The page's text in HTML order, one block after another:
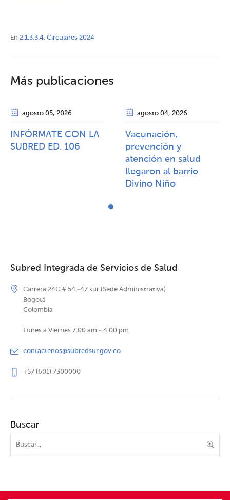
En 2.1.3.3.4. Circulares 2024
Más publicaciones
agosto 05, 2026
INFÓRMATE CON LA
SUBRED ED. 106
agosto 04, 2026
Vacunación,
prevención y
atención en salud
llegaron al barrio
Divino Niño
Subred Integrada de Servicios de Salud
Carrera 24C # 54 -47 sur (Sede Administrativa)
Bogotá
Colombia
Lunes a Viernes 7:00 am - 4:00 pm
contactenos@subredsur.gov.co
+57 (601) 7300000
Buscar